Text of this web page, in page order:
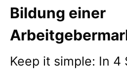
Bildung einer
Keep it simple: In